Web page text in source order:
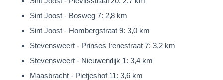
parkeren van meerdere auto’s en zelfs een caravan of
camper. Daarnaast biedt dit perceel wellicht ook de
Sint Joost - Bosweg 7: 2,8 km
Sint Joost - Hombergstraat 9: 3,0 km
Stevensweert - Prinses Irenestraat 7: 3,2 km
Stevensweert - Nieuwendijk 1: 3,4 km
Maasbracht - Pietjeshof 11: 3,6 km